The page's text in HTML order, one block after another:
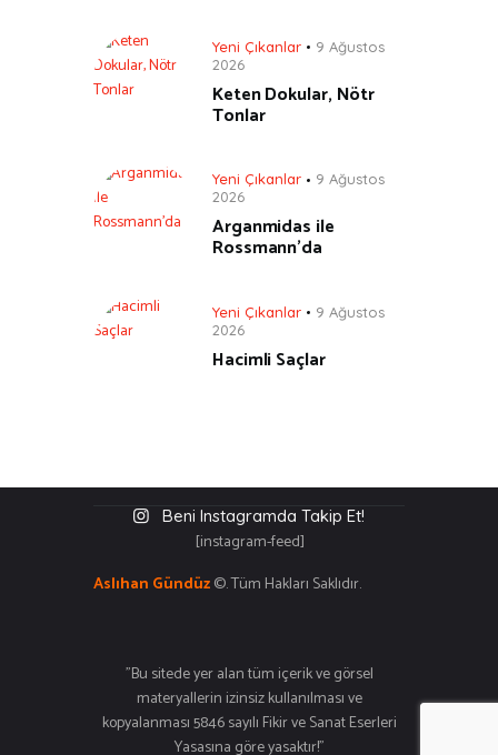
Yeni Çıkanlar
9 Ağustos
2026
Keten Dokular, Nötr
Tonlar
Yeni Çıkanlar
9 Ağustos
2026
Arganmidas ile
Rossmann’da
Yeni Çıkanlar
9 Ağustos
2026
Hacimli Saçlar
Beni Instagramda Takip Et!
[instagram-feed]
Aslıhan Gündüz©. Tüm Hakları Saklıdır.
"Bu sitede yer alan tüm içerik ve görsel
materyallerin izinsiz kullanılması ve
kopyalanması 5846 sayılı Fikir ve Sanat Eserleri
Yasasına göre yasaktır!"